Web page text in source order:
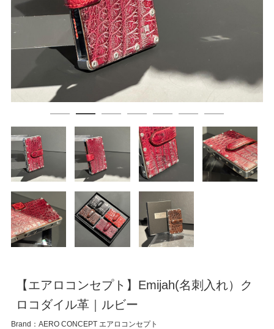
【エアロコンセプト】Emijah(名刺入れ）ク
ロコダイル革｜ルビー
Brand：AERO CONCEPT エアロコンセプト